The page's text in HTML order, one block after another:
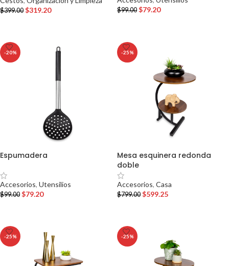
$399.00 $319.20 $99.00 $79.20
-20%
Espumadera
Accesorios, Utensilios
$99.00 $79.20
-25%
Mesa esquinera redonda
doble
Accesorios, Casa
$799.00 $599.25
-25% -25%